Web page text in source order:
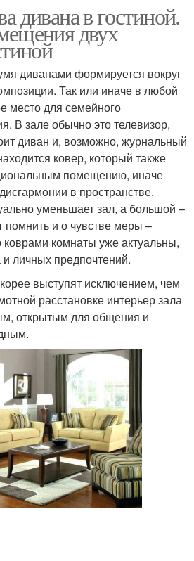
дивана в гостиной.
двух
диванами формируется вокруг
Так или иначе в любой
место для семейного
В зале обычно это телевизор,
диван и, возможно, журнальный
ковер, который также
помещению, иначе
в пространстве.
уменьшает зал, а большой –
помнить и о чувстве меры –
комнаты уже актуальны,
и личных предпочтений.
выступят исключением, чем
расстановке интерьер зала
открытым для общения и